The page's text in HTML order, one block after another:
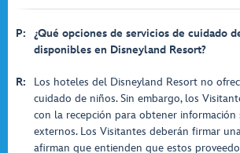
P:
¿Qué opciones de servicios de cuidado
disponibles en Disneyland Resort?
R:
Los hoteles del Disneyland Resort no
cuidado de niños. Sin embargo, los
con la recepción para obtener información
externos. Los Visitantes deberán firmar
afirman que entienden que estos